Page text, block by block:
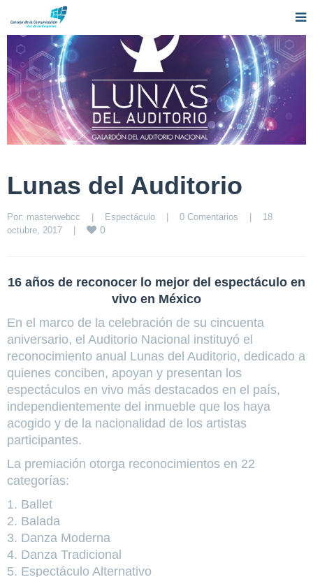
Lunas del Auditorio
Por: masterwebcc | Espectáculo | 0 Comentarios |
18
octubre, 2017 | 0
16 años de reconocer lo mejor del espectáculo en
vivo en México
En el marco de la celebración de su cincuenta
aniversario, el Auditorio Nacional instituyó el
reconocimiento anual Lunas del Auditorio, dedicado a
quienes conciben, apoyan y presentan los
espectáculos en vivo más destacados en el país,
independientemente del inmueble que los haya
acogido y de la nacionalidad de los artistas
participantes.
La premiación otorga reconocimientos en 22
categorías:
1. Ballet
2. Balada
3. Danza Moderna
4. Danza Tradicional
5. Espectáculo Alternativo